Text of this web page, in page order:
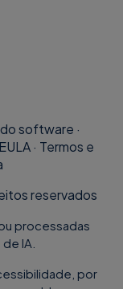
software ·
EULA· Termos e
reservados
processadas
IA.
por